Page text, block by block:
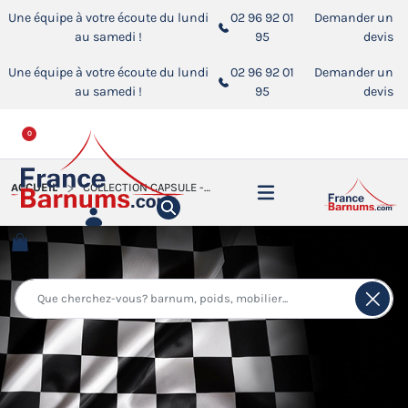
Une équipe à votre écoute du lundi
au samedi !
02 96 92 01
95
Demander un
devis
Une équipe à votre écoute du lundi
au samedi !
02 96 92 01
95
Demander un
devis
0
ACCUEIL COLLECTION CAPSULE - ÉDITION LIMITÉE